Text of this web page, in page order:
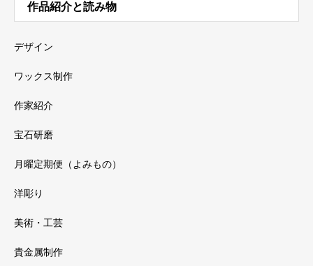
作品紹介と読み物
デザイン
ワックス制作
作家紹介
宝石研磨
月曜定期便（よみもの）
洋彫り
美術・工芸
貴金属制作